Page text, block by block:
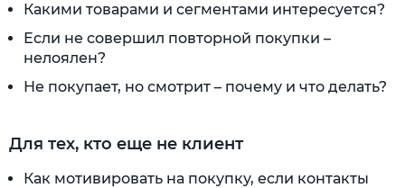
Какими товарами и сегментами интересуется?
Если не совершил повторной покупки –
нелоялен?
Не покупает, но смотрит – почему и что делать?
Для тех, кто еще не клиент
Как мотивировать на покупку, если контакты